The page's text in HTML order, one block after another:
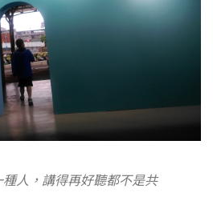
人，講得再好聽都不是共